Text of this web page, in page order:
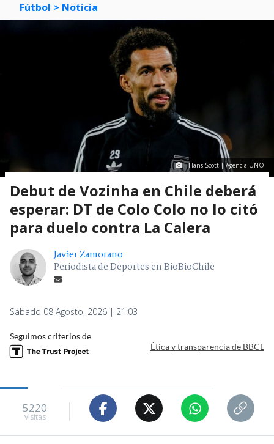
Fútbol > Noticia
Hans Scott | Agencia UNO
Debut de Vozinha en Chile deberá
esperar: DT de Colo Colo no lo citó
para duelo contra La Calera
Javier Zamorano
Periodista de Deportes en BioBioChile
Sábado 08 Agosto, 2026 | 21:03
Seguimos criterios de
Ética y transparencia de BBCL
5220
visitas